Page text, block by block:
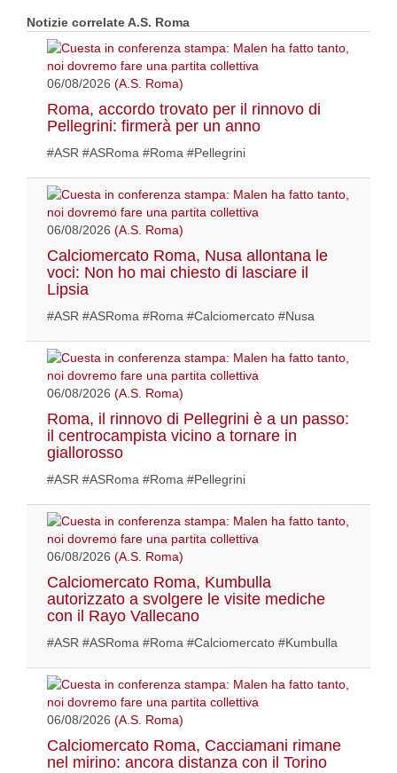
Notizie correlate A.S. Roma
06/08/2026 (A.S. Roma)
Roma, accordo trovato per il rinnovo di
Pellegrini: firmerà per un anno
#ASR #ASRoma #Roma #Pellegrini
06/08/2026 (A.S. Roma)
Calciomercato Roma, Nusa allontana le
voci: Non ho mai chiesto di lasciare il
Lipsia
#ASR #ASRoma #Roma #Calciomercato #Nusa
06/08/2026 (A.S. Roma)
Roma, il rinnovo di Pellegrini è a un passo:
il centrocampista vicino a tornare in
giallorosso
#ASR #ASRoma #Roma #Pellegrini
06/08/2026 (A.S. Roma)
Calciomercato Roma, Kumbulla
autorizzato a svolgere le visite mediche
con il Rayo Vallecano
#ASR #ASRoma #Roma #Calciomercato #Kumbulla
06/08/2026 (A.S. Roma)
Calciomercato Roma, Cacciamani rimane
nel mirino: ancora distanza con il Torino